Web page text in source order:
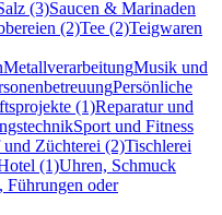
(3)Saucen & Marinaden
(2)Tee (2)Teigwaren
MetallverarbeitungMusik und
Persönliche
(1)Reparatur und
Sport und Fitness
und Züchterei (2)Tischlerei
(1)Uhren, Schmuck
Führungen oder